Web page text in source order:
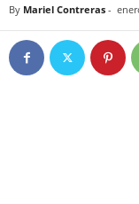
By Mariel Contreras -